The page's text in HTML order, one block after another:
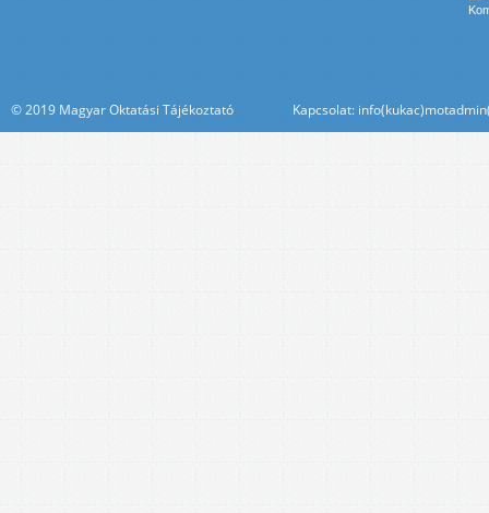
© 2019 Magyar Oktatási Tájékoztató Kapcsolat: